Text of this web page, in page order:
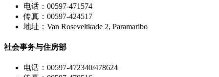
电话：00597-471574
传真：00597-424517
地址：Van Roseveltkade 2, Paramaribo
社会事务与住房部
电话：00597-472340/478624